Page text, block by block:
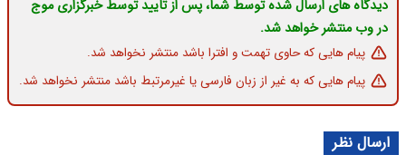
دیدگاه های ارسال شده توسط شما، پس از تایید توسط خبرگزاری موج
در وب منتشر خواهد شد.
پیام هایی که حاوی تهمت و افترا باشد منتشر نخواهد شد.
پیام هایی که به غیر از زبان فارسی یا غیرمرتبط باشد منتشر نخواهد شد.
ارسال نظر